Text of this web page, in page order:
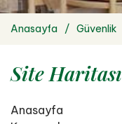
Anasayfa Güvenlik
Site Haritası
Anasayfa